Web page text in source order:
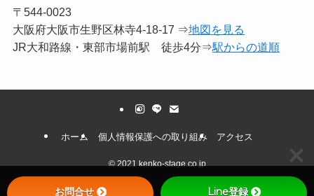
〒544-0023
大阪府大阪市生野区林寺4-18-17 ⇒地図を見る
JR大和路線・東部市場前駅 徒歩4分⇒駅からの道順
ホーム 個人情報保護への取り組み アクセス
©2021 kenko-stage.co.jp
お問合せ Line登録